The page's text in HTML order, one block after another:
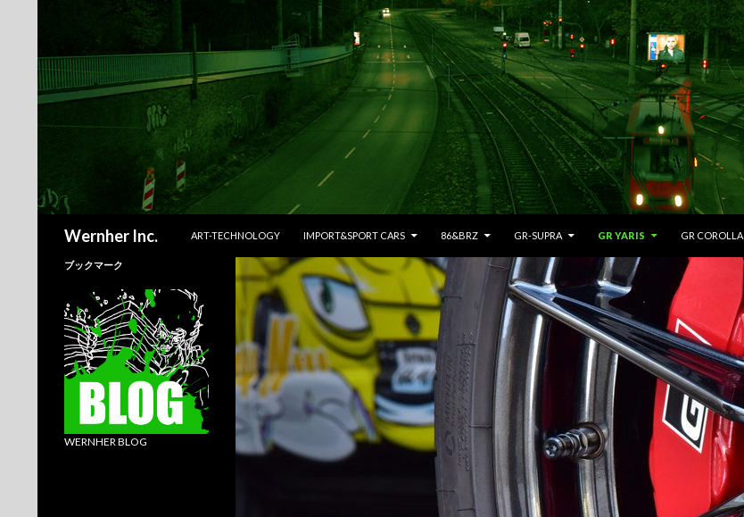
Wernher Inc.
ART-TECHNOLOGY
IMPORT&SPORT CARS 86&BRZ GR-SUPRA GR YARIS GR COROLLA
ブックマーク
WERNHER BLOG